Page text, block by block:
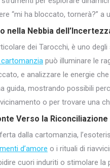
“mi ha bloccato, tornerà?”
nella Nebbia
dei Tarocchi, è uno
può illuminare le
e analizzare le energie
guida, mostrando possibili
o per trovare una
Verso la Riconciliazione
dalla cartomanzia,
d’amore o i rituali di
cuori induriti o stimolare